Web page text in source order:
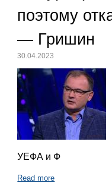
поэтому
— Гришин
30.04.2023
УЕФА и Ф
Read more